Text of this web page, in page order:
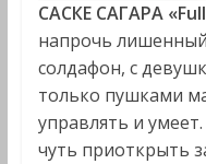
САСКЕ САГАРА
напрочь
солдафон, с
только пушками
управлять и
чуть приоткрыть